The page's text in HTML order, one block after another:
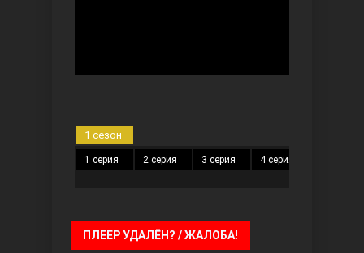
1 сезон
1 серия 2 серия 3 серия 4 серия
ПЛЕЕР УДАЛЁН? / ЖАЛОБА!